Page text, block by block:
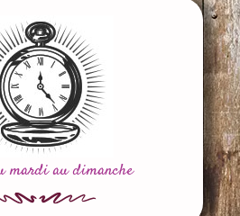
mardi au dimanche